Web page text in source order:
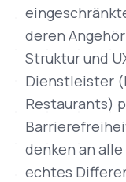
deren
Struktur und
Dienstleister
Restaurants)
denken an
echtes